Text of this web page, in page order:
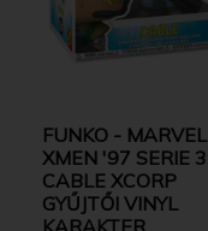
FUNKO - MARVEL
XMEN '97 SERIE 3
CABLE XCORP
GYŰJTŐI VINYL
KARAKTER